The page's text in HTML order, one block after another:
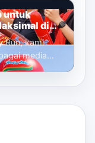
untuk
di
Run, kami
media
eleme...